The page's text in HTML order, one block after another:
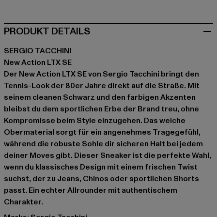
PRODUKT DETAILS
SERGIO TACCHINI
New Action LTX SE
Der New Action LTX SE von Sergio Tacchini bringt den
Tennis-Look der 80er Jahre direkt auf die Straße. Mit
seinem cleanen Schwarz und den farbigen Akzenten
bleibst du dem sportlichen Erbe der Brand treu, ohne
Kompromisse beim Style einzugehen. Das weiche
Obermaterial sorgt für ein angenehmes Tragegefühl,
während die robuste Sohle dir sicheren Halt bei jedem
deiner Moves gibt. Dieser Sneaker ist die perfekte Wahl,
wenn du klassisches Design mit einem frischen Twist
suchst, der zu Jeans, Chinos oder sportlichen Shorts
passt. Ein echter Allrounder mit authentischem
Charakter.